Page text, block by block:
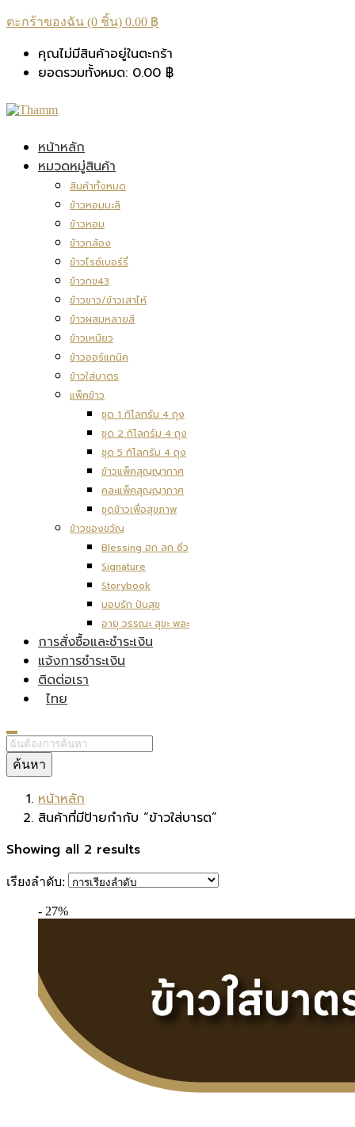
ตะกร้าของฉัน (0 ชิ้น) 0.00 ฿
คุณไม่มีสินค้าอยู่ในตะกร้า
ยอดรวมทั้งหมด: 0.00 ฿
หน้าหลัก
หมวดหมู่สินค้า
สินค้าทั้งหมด
ข้าวหอมมะลิ
ข้าวหอม
ข้าวกล้อง
ข้าวไรซ์เบอร์รี่
ข้าวกข43
ข้าวขาว/ข้าวเสาไห้
ข้าวผสมหลายสี
ข้าวเหนียว
ข้าวออร์แกนิค
ข้าวใส่บาตร
แพ็คข้าว
ชุด 1 กิโลกรัม 4 ถุง
ชุด 2 กิโลกรัม 4 ถุง
ชุด 5 กิโลกรัม 4 ถุง
ข้าวแพ็คสุญญากาศ
คละแพ็คสุญญากาศ
ชุดข้าวเพื่อสุขภาพ
ข้าวของขวัญ
Blessing ฮก ลก ซิ่ว
Signature
Storybook
มอบรัก ปันสุข
อายุ วรรณะ สุขะ พละ
การสั่งซื้อและชำระเงิน
แจ้งการชำระเงิน
ติดต่อเรา
ไทย
ค้นหา
หน้าหลัก
สินค้าที่มีป้ายกำกับ “ข้าวใส่บารต”
Showing all 2 results
เรียงลำดับ:
- 27%